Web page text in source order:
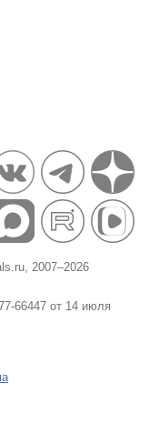
2007–2026
66447 от 14 июля